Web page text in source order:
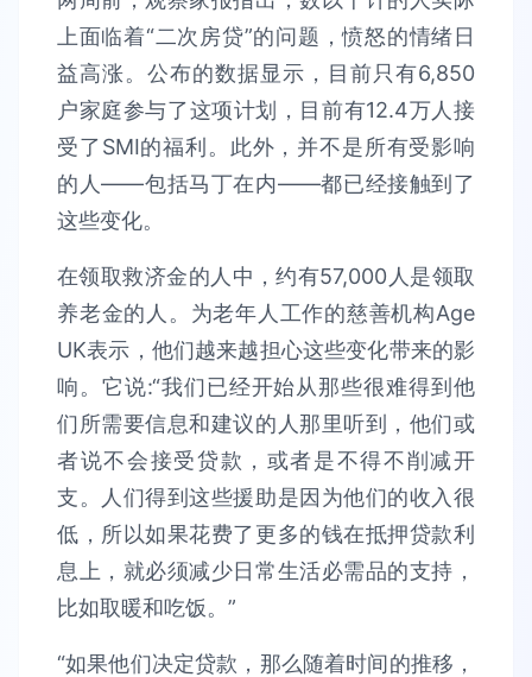
上面临着“二次房贷”的问题，愤怒的情绪日
益高涨。公布的数据显示，目前只有6,850
户家庭参与了这项计划，目前有12.4万人接
受了SMI的福利。此外，并不是所有受影响
的人——包括马丁在内——都已经接触到了
这些变化。
在领取救济金的人中，约有57,000人是领取
养老金的人。为老年人工作的慈善机构Age
UK表示，他们越来越担心这些变化带来的影
响。它说:“我们已经开始从那些很难得到他
们所需要信息和建议的人那里听到，他们或
者说不会接受贷款，或者是不得不削减开
支。人们得到这些援助是因为他们的收入很
低，所以如果花费了更多的钱在抵押贷款利
息上，就必须减少日常生活必需品的支持，
比如取暖和吃饭。”
“如果他们决定贷款，那么随着时间的推移，